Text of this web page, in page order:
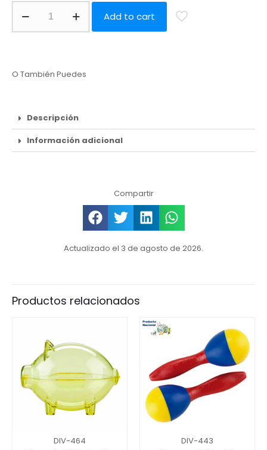
Add to cart
O También Puedes
Descripción
Información adicional
Compartir
Actualizado el 3 de agosto de 2026.
Productos relacionados
DIV-464 DIV-443